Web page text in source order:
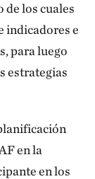
de los cuales
indicadores e
para luego
estrategias
en la
en los